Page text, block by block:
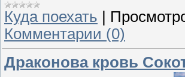
Куда поехать
Комментарии (0)
Драконова кровь